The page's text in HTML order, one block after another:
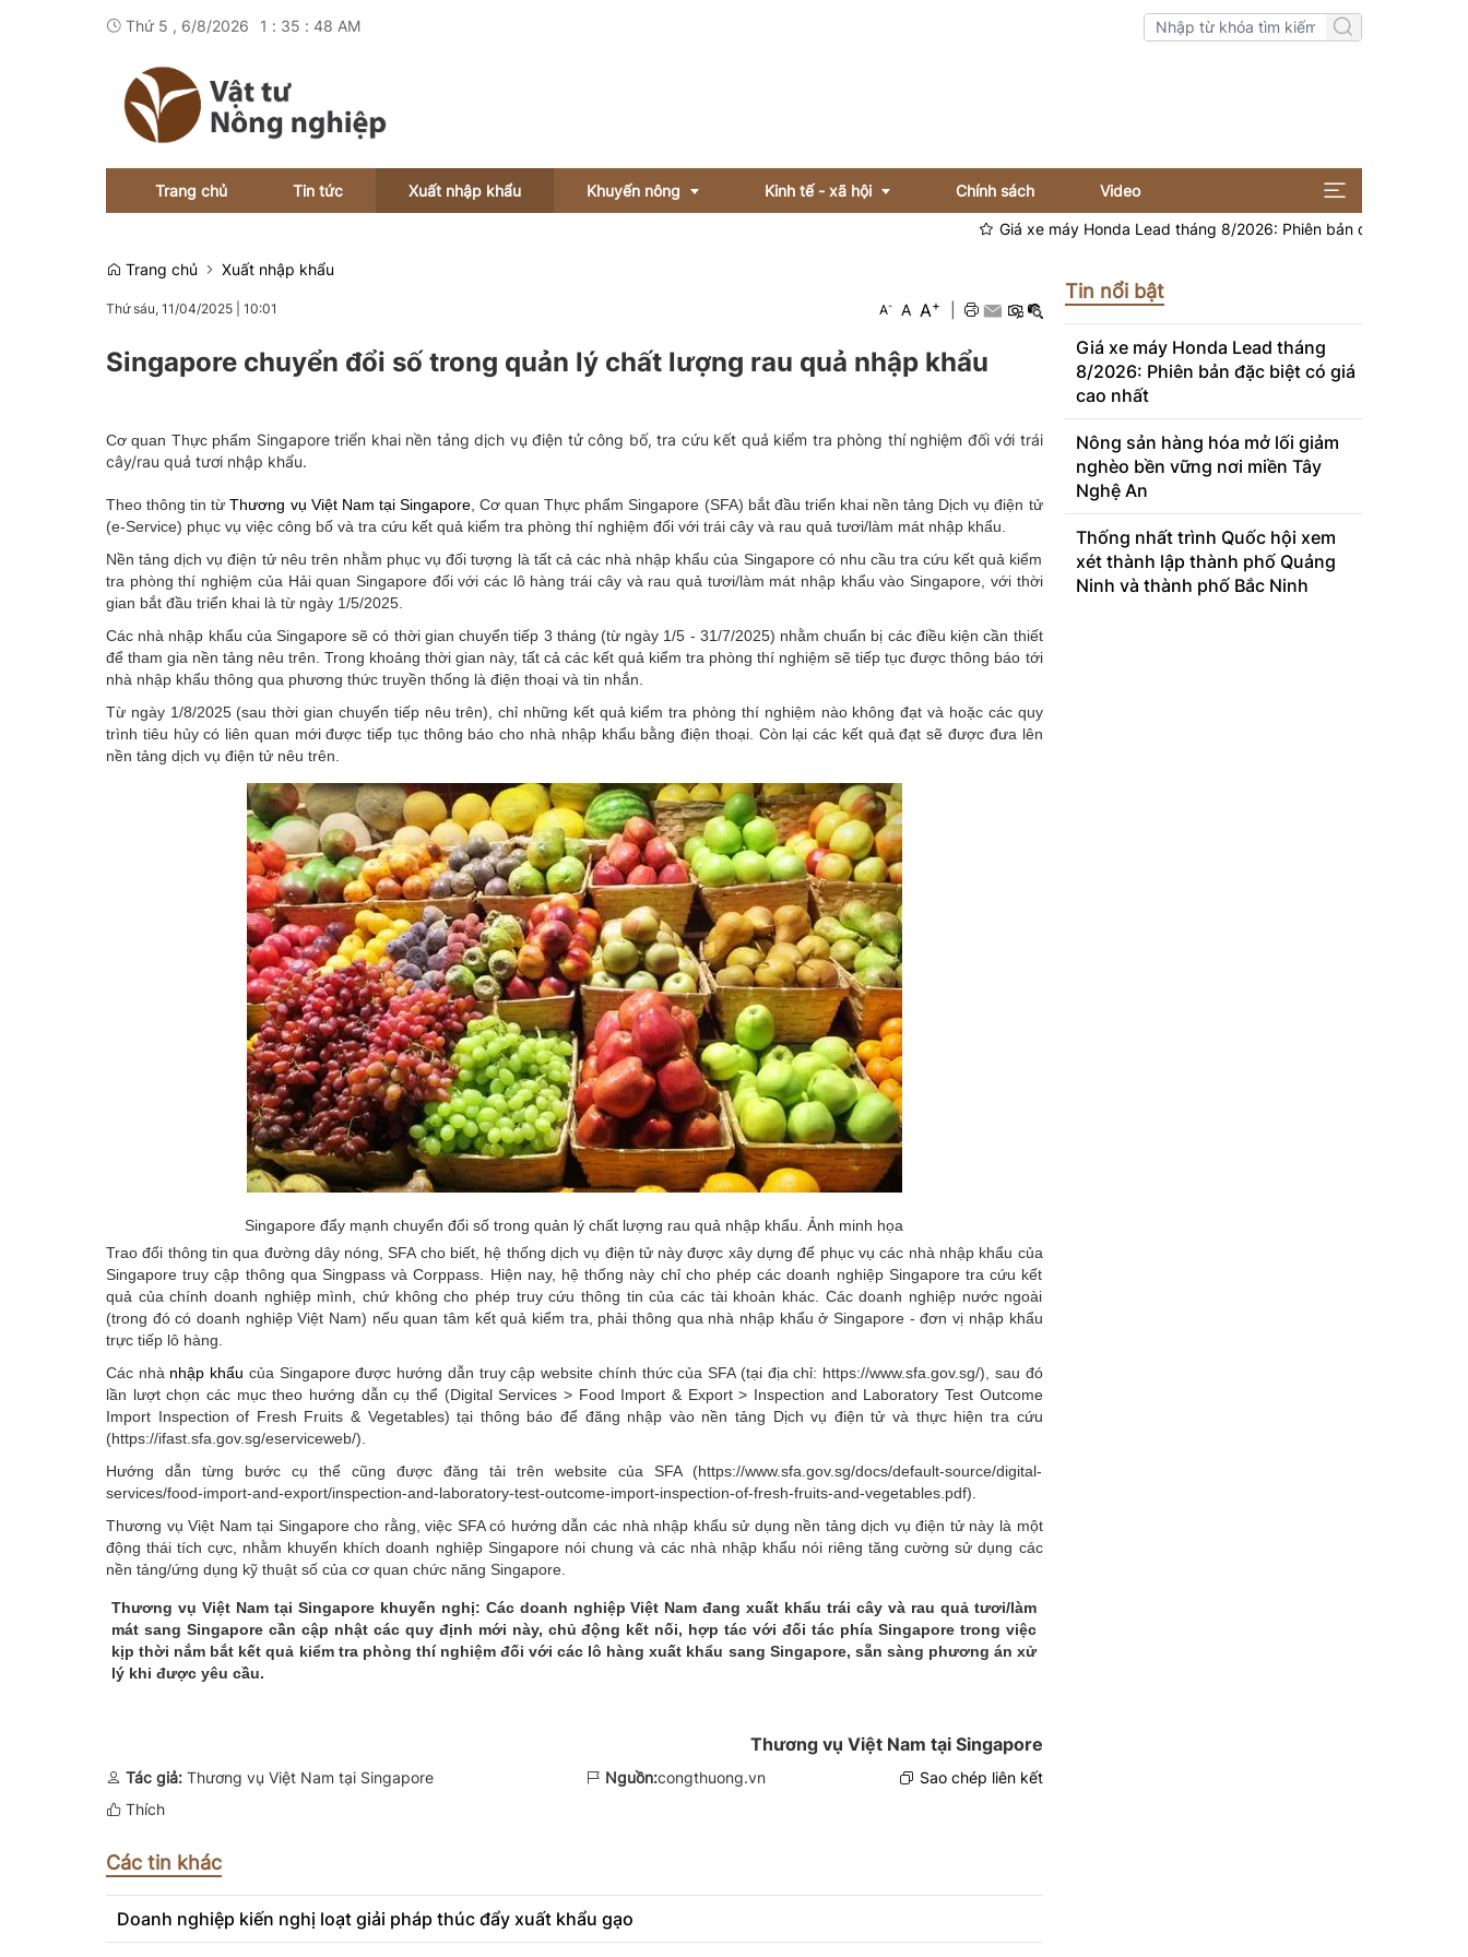
Thứ 5 , 6/8/2026 1 : 35 : 48 AM
Trang chủ Tin tức Xuất nhập khẩu Khuyến nông
Video khuyến nông
Kinh tế - xã hội
Xã hội
Chính sách Video
Giá xe máy Honda Lead tháng 8/2026: Phiên bản đặc biệt có giá cao
Trang chủ Xuất nhập khẩu
Thứ sáu, 11/04/2025 10:01 A- A A+
Singapore chuyển đổi số trong quản lý chất lượng rau quả nhập khẩu
Cơ quan Thực phẩm Singapore triển khai nền tảng dịch vụ điện tử công bố, tra cứu kết quả kiểm tra phòng thí nghiệm đối với trái
cây/rau quả tươi nhập khẩu.
Theo thông tin từThương vụ Việt Nam tại Singapore, Cơ quan Thực phẩm Singapore (SFA) bắt đầu triển khai nền tảng Dịch vụ điện tử
(e-Service) phục vụ việc công bố và tra cứu kết quả kiểm tra phòng thí nghiệm đối với trái cây và rau quả tươi/làm mát nhập khẩu.
Nền tảng dịch vụ điện tử nêu trên nhằm phục vụ đối tượng là tất cả các nhà nhập khẩu của Singapore có nhu cầu tra cứu kết quả kiểm
tra phòng thí nghiệm của Hải quan Singapore đối với các lô hàng trái cây và rau quả tươi/làm mát nhập khẩu vào Singapore, với thời
gian bắt đầu triển khai là từ ngày 1/5/2025.
Các nhà nhập khẩu của Singapore sẽ có thời gian chuyển tiếp 3 tháng (từ ngày 1/5 - 31/7/2025) nhằm chuẩn bị các điều kiện cần thiết
để tham gia nền tảng nêu trên. Trong khoảng thời gian này, tất cả các kết quả kiểm tra phòng thí nghiệm sẽ tiếp tục được thông báo tới
nhà nhập khẩu thông qua phương thức truyền thống là điện thoại và tin nhắn.
Từ ngày 1/8/2025 (sau thời gian chuyển tiếp nêu trên), chỉ những kết quả kiểm tra phòng thí nghiệm nào không đạt và hoặc các quy
trình tiêu hủy có liên quan mới được tiếp tục thông báo cho nhà nhập khẩu bằng điện thoại. Còn lại các kết quả đạt sẽ được đưa lên
nền tảng dịch vụ điện tử nêu trên.
Singapore đẩy mạnh chuyển đổi số trong quản lý chất lượng rau quả nhập khẩu. Ảnh minh họa
Trao đổi thông tin qua đường dây nóng, SFA cho biết, hệ thống dịch vụ điện tử này được xây dựng để phục vụ các nhà nhập khẩu của
Singapore truy cập thông qua Singpass và Corppass. Hiện nay, hệ thống này chỉ cho phép các doanh nghiệp Singapore tra cứu kết
quả của chính doanh nghiệp mình, chứ không cho phép truy cứu thông tin của các tài khoản khác. Các doanh nghiệp nước ngoài
(trong đó có doanh nghiệp Việt Nam) nếu quan tâm kết quả kiểm tra, phải thông qua nhà nhập khẩu ở Singapore - đơn vị nhập khẩu
trực tiếp lô hàng.
Các nhà nhập khẩu của Singapore được hướng dẫn truy cập website chính thức của SFA (tại địa chỉ: https://www.sfa.gov.sg/), sau đó
lần lượt chọn các mục theo hướng dẫn cụ thể (Digital Services > Food Import & Export > Inspection and Laboratory Test Outcome
Import Inspection of Fresh Fruits & Vegetables) tại thông báo để đăng nhập vào nền tảng Dịch vụ điện tử và thực hiện tra cứu
(https://ifast.sfa.gov.sg/eserviceweb/).
Hướng dẫn từng bước cụ thể cũng được đăng tải trên website của SFA (https://www.sfa.gov.sg/docs/default-source/digital-
services/food-import-and-export/inspection-and-laboratory-test-outcome-import-inspection-of-fresh-fruits-and-vegetables.pdf).
Thương vụ Việt Nam tại Singapore cho rằng, việc SFA có hướng dẫn các nhà nhập khẩu sử dụng nền tảng dịch vụ điện tử này là một
động thái tích cực, nhằm khuyến khích doanh nghiệp Singapore nói chung và các nhà nhập khẩu nói riêng tăng cường sử dụng các
nền tảng/ứng dụng kỹ thuật số của cơ quan chức năng Singapore.
Thương vụ Việt Nam tại Singapore khuyến nghị: Các doanh nghiệp Việt Nam đang xuất khẩu trái cây và rau quả tươi/làm
mát sang Singapore cần cập nhật các quy định mới này, chủ động kết nối, hợp tác với đối tác phía Singapore trong việc
kịp thời nắm bắt kết quả kiểm tra phòng thí nghiệm đối với các lô hàng xuất khẩu sang Singapore, sẵn sàng phương án xử
lý khi được yêu cầu.
Thương vụ Việt Nam tại Singapore
Tác giả: Thương vụ Việt Nam tại Singapore Nguồn:congthuong.vn
Sao chép liên kết
Thích
Các tin khác
Doanh nghiệp kiến nghị loạt giải pháp thúc đẩy xuất khẩu gạo
Tin nổi bật
Giá xe máy Honda Lead tháng
8/2026: Phiên bản đặc biệt có giá
cao nhất
Nông sản hàng hóa mở lối giảm
nghèo bền vững nơi miền Tây
Nghệ An
Thống nhất trình Quốc hội xem
xét thành lập thành phố Quảng
Ninh và thành phố Bắc Ninh